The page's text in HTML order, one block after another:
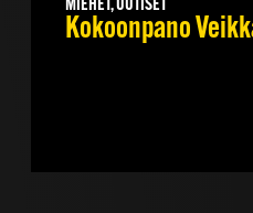
MIEHET, UUTISET
Kokoonpano